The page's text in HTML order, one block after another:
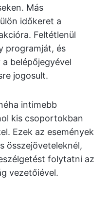
Más
időkeret a
Feltétlenül
programját, és
belépőjegyével
jogosult.
intimebb
kis csoportokban
Ezek az események
összejöveteleknél,
folytatni az
vezetőiével.